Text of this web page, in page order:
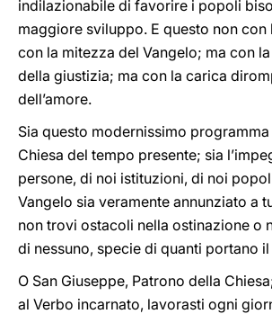
indilazionabile di favorire i popoli
maggiore sviluppo. E questo non con
con la mitezza del Vangelo; ma con
della giustizia; ma con la carica
dell’amore.
Sia questo modernissimo programma
Chiesa del tempo presente; sia
persone, di noi istituzioni, di noi
Vangelo sia veramente annunziato a
non trovi ostacoli nella ostinazione o
di nessuno, specie di quanti portano
O San Giuseppe, Patrono della
al Verbo incarnato, lavorasti ogni